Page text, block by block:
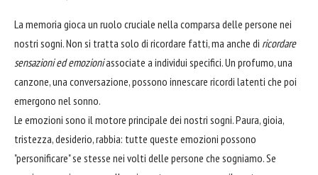
La memoria gioca un ruolo cruciale nella comparsa delle persone nei
nostri sogni. Non si tratta solo di ricordare fatti, ma anche di ricordare
sensazioni ed emozioniassociate a individui specifici. Un profumo, una
canzone, una conversazione, possono innescare ricordi latenti che poi
emergono nel sonno.
Le emozioni sono il motore principale dei nostri sogni. Paura, gioia,
tristezza, desiderio, rabbia: tutte queste emozioni possono
"personificare" se stesse nei volti delle persone che sogniamo. Se